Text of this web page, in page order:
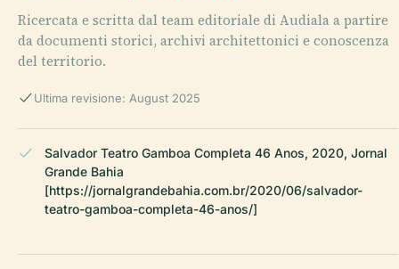
Ricercata e scritta dal team editoriale di Audiala a partire
da documenti storici, archivi architettonici e conoscenza
del territorio.
Ultima revisione: August 2025
Salvador Teatro Gamboa Completa 46 Anos, 2020, Jornal
Grande Bahia
[https://jornalgrandebahia.com.br/2020/06/salvador-
teatro-gamboa-completa-46-anos/]